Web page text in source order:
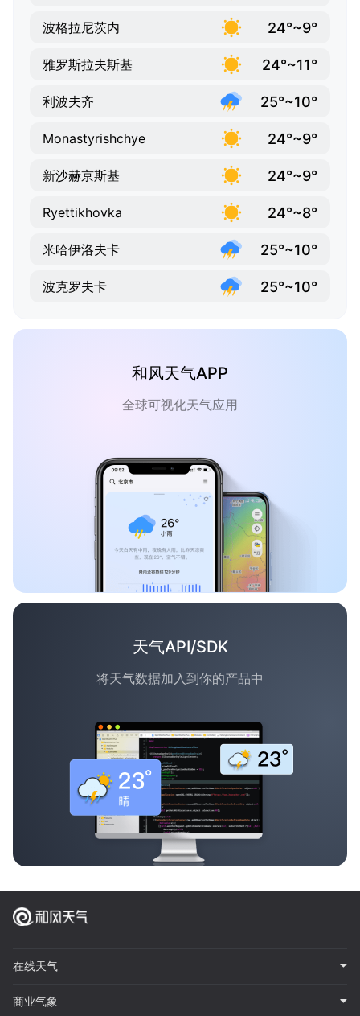
波格拉尼茨内 24°~9°
雅罗斯拉夫斯基 24°~11°
利波夫齐 25°~10°
Monastyrishchye 24°~9°
新沙赫京斯基 24°~9°
Ryettikhovka 24°~8°
米哈伊洛夫卡 25°~10°
波克罗夫卡 25°~10°
和风天气APP
全球可视化天气应用
天气API/SDK
将天气数据加入到你的产品中
在线天气
商业气象